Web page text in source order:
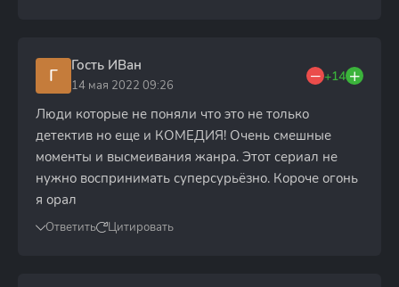
Г Гость ИВан
14 мая 2022 09:26
+14
Люди которые не поняли что это не только
детектив но еще и КОМЕДИЯ! Очень смешные
моменты и высмеивания жанра. Этот сериал не
нужно воспринимать суперсурьёзно. Короче огонь
я орал
Ответить Цитировать